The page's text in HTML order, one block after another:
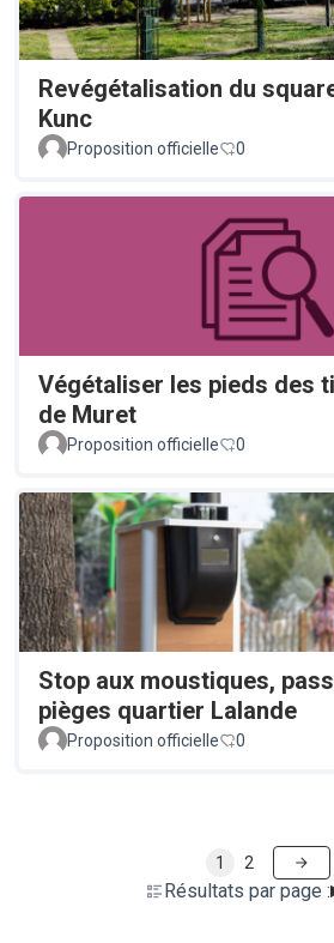
Revégétalisation du
Kunc
Proposition officielle 0
Végétaliser les pieds des
de Muret
Proposition officielle 0
Stop aux moustiques,
pièges quartier Lalande
Proposition officielle 0
Résultats par page :
1 2